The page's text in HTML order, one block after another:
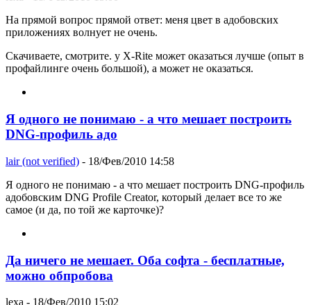
На прямой вопрос прямой ответ: меня цвет в адобовских
приложениях волнует не очень.
Скачиваете, смотрите. у X-Rite может оказаться лучше (опыт в
профайлинге очень большой), а может не оказаться.
Я одного не понимаю - а что мешает построить
DNG-профиль адо
lair (not verified) - 18/Фев/2010 14:58
Я одного не понимаю - а что мешает построить DNG-профиль
адобовским DNG Profile Creator, который делает все то же
самое (и да, по той же карточке)?
Да ничего не мешает. Оба софта - бесплатные,
можно обпробова
lexa - 18/Фев/2010 15:02